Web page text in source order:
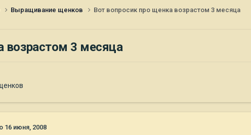
Выращивание щенков Вот вопросик про щенка возрастом 3 месяца
возрастом 3 месяца
16 июня, 2008